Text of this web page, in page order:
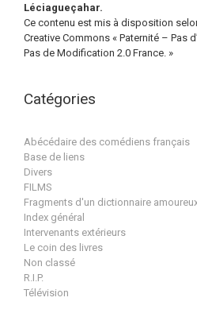
Léciagueçahar.
Ce contenu est mis à disposition
Creative Commons « Paternité – Pas
Pas de Modification 2.0 France. »
Catégories
Abécédaire des comédiens français
Base de liens
Divers
FILMS
Fragments d'un dictionnaire
Index général
Intervenants extérieurs
Le coin des livres
Non classé
R.I.P.
Télévision